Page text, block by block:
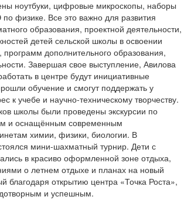
ноутбуки, цифровые микроскопы, наборы
физике. Все это важно для развития
образования, проектной деятельности,
детей сельской школы в освоении
дополнительного образования,
Завершая свое выступление, Авилова
в центре будут инициативные
обучение и смогут поддержать у
к учебе и научно-техническому творчеству.
школы были проведены экскурсии по
и оснащённым современным
химии, физики, биологии. В
мини-шахматный турнир. Дети с
в красиво оформленной зоне отдыха,
о летнем отдыхе и планах на новый
благодаря открытию центра «Точка Роста»,
и успешным.